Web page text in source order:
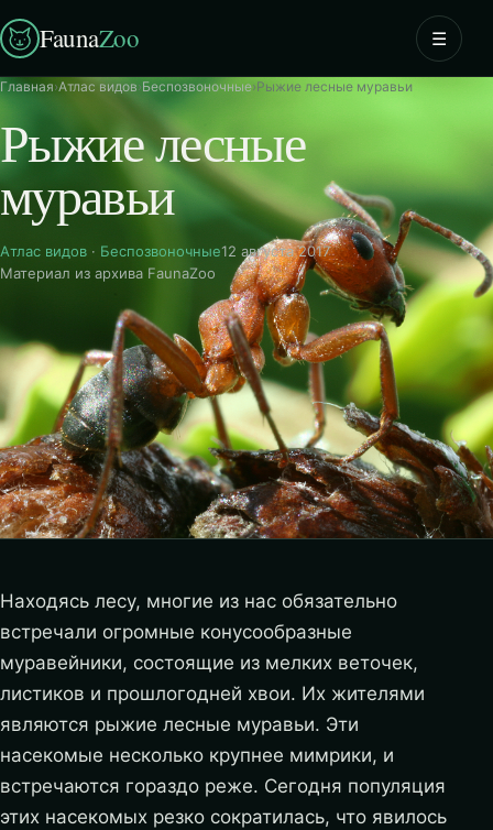
FaunaZoo ☰
Главная›Атлас видов›Беспозвоночные›Рыжие лесные муравьи
Рыжие лесные
муравьи
Атлас видов · Беспозвоночные12 августа 2017
Материал из архива FaunaZoo
Находясь лесу, многие из нас обязательно
встречали огромные конусообразные
муравейники, состоящие из мелких веточек,
листиков и прошлогодней хвои. Их жителями
являются рыжие лесные муравьи. Эти
насекомые несколько крупнее мимрики, и
встречаются гораздо реже. Сегодня популяция
этих насекомых резко сократилась, что явилось